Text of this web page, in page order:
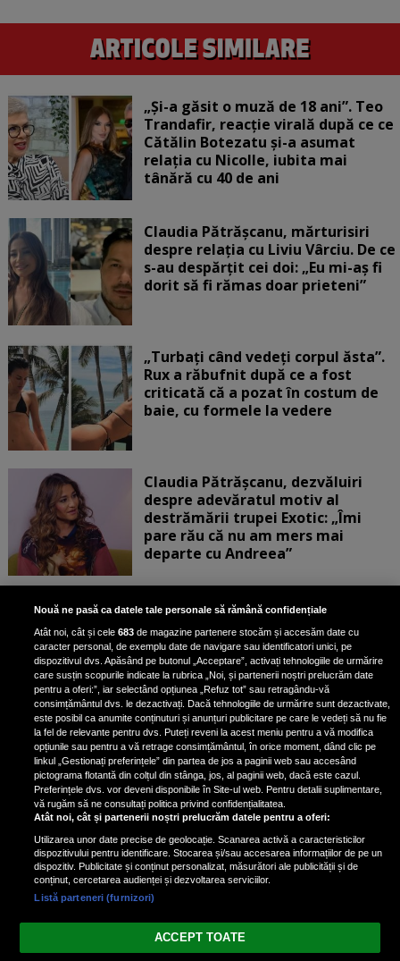
„Și-a găsit o muză de 18 ani”. Teo
Trandafir, reacție virală după ce ce
Cătălin Botezatu și-a asumat
relația cu Nicolle, iubita mai
tânără cu 40 de ani
Claudia Pătrășcanu, mărturisiri
despre relația cu Liviu Vârciu. De ce
s-au despărțit cei doi: „Eu mi-aș fi
dorit să fi rămas doar prieteni”
„Turbați când vedeți corpul ăsta”.
Rux a răbufnit după ce a fost
criticată că a pozat în costum de
baie, cu formele la vedere
Claudia Pătrășcanu, dezvăluiri
despre adevăratul motiv al
destrămării trupei Exotic: „Îmi
pare rău că nu am mers mai
departe cu Andreea”
Scene incredibile! Ilinca Vandici a
pus mâna pe aparatul de
fotografiat al unui paparazzo și i l-
a aruncat la gunoi: „S-a dus la
poliție. Nu mai aveam aer”
Oana Moșneagu, mărturisiri
despre începutul relației cu Vlad
Gherman: „Eu am fost îngrozită de
aceasta posibilă relație”
Nouă ne pasă ca datele tale personale să rămână confidențiale
Atât noi, cât și cele683 de magazine partenere stocăm și accesăm date cu
caracter personal, de exemplu date de navigare sau identificatori unici, pe
dispozitivul dvs. Apăsând pe butonul „Acceptare”, activați tehnologiile de urmărire
care susțin scopurile indicate la rubrica „Noi, și partenerii noștri prelucrăm date
pentru a oferi:”, iar selectând opțiunea „Refuz tot” sau retragându-vă
consimțământul dvs. le dezactivați. Dacă tehnologiile de urmărire sunt dezactivate,
este posibil ca anumite conținuturi și anunțuri publicitare pe care le vedeți să nu fie
la fel de relevante pentru dvs. Puteți reveni la acest meniu pentru a vă modifica
opțiunile sau pentru a vă retrage consimțământul, în orice moment, dând clic pe
linkul „Gestionați preferințele” din partea de jos a paginii web sau accesând
pictograma flotantă din colțul din stânga, jos, al paginii web, dacă este cazul.
Preferințele dvs. vor deveni disponibile în Site-ul web. Pentru detalii suplimentare,
vă rugăm să ne consultați politica privind confidențialitatea.
Atât noi, cât și partenerii noștri prelucrăm datele pentru a oferi:
Utilizarea unor date precise de geolocație. Scanarea activă a caracteristicilor
dispozitivului pentru identificare. Stocarea și/sau accesarea informațiilor de pe un
dispozitiv. Publicitate și conținut personalizat, măsurători ale publicității și de
conținut, cercetarea audienței și dezvoltarea serviciilor.
Listă parteneri (furnizori)
ACCEPT TOATE